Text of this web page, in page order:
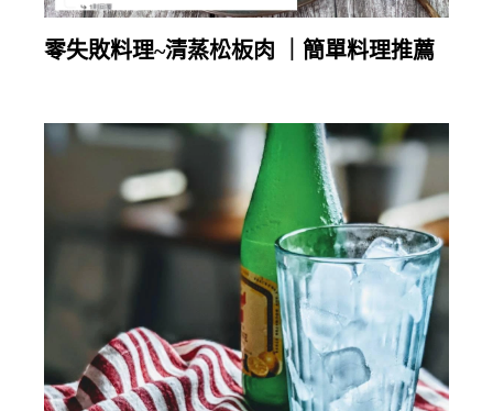
零失敗料理~清蒸松板肉 ｜簡單料理推薦